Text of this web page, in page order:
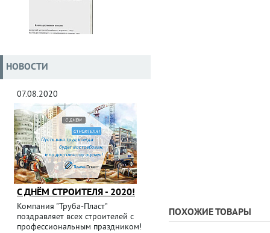
ПОХОЖИЕ ТОВАРЫ
НОВОСТИ
07.08.2020
С ДНЁМ СТРОИТЕЛЯ - 2020!
Компания "Труба-Пласт"
поздравляет всех строителей с
профессиональным праздником!